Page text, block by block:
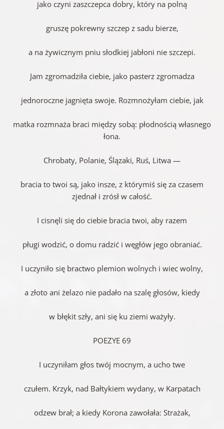
jako czyni zaszczepca dobry, który na polną
gruszę pokrewny szczep z sadu bierze,
a na żywicznym pniu słodkiej jabłoni nie szczepi.
Jam zgromadziła ciebie, jako pasterz zgromadza
jednoroczne jagnięta swoje. Rozmnożyłam ciebie, jak
matka rozmnaża braci między sobą: płodnością własnego
łona.
Chrobaty, Polanie, Ślązaki, Ruś, Litwa —
bracia to twoi są, jako insze, z którymiś się za czasem
zjednał i zrósł w całość.
I cisnęli się do ciebie bracia twoi, aby razem
pługi wodzić, o domu radzić i węgłów jego obraniać.
I uczyniło się bractwo plemion wolnych i wiec wolny,
a złoto ani żelazo nie padało na szalę głosów, kiedy
w błękit szły, ani się ku ziemi ważyły.
POEZYE 69
I uczyniłam głos twój mocnym, a ucho twe
czułem. Krzyk, nad Bałtykiem wydany, w Karpatach
odzew brał; a kiedy Korona zawołała: Strażak,